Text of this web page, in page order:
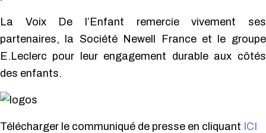
La Voix De l’Enfant remercie vivement ses
partenaires, la Société Newell France et le groupe
E.Leclerc pour leur engagement durable aux côtés
des enfants.
Télécharger le communiqué de presse en cliquant ICI